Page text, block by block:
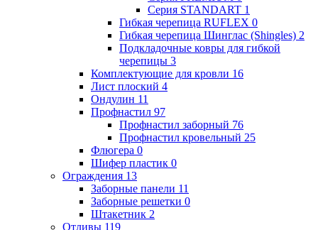
Серия STANDART 1
Гибкая черепица RUFLEX 0
Гибкая черепица Шинглас (Shingles) 2
Подкладочные ковры для гибкой
черепицы 3
Комплектующие для кровли 16
Лист плоский 4
Ондулин 11
Профнастил 97
Профнастил заборный 76
Профнастил кровельный 25
Флюгера 0
Шифер пластик 0
Ограждения 13
Заборные панели 11
Заборные решетки 0
Штакетник 2
Отливы 119